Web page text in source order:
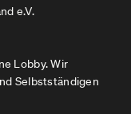
e.V.
Lobby. Wir
Selbstständigen